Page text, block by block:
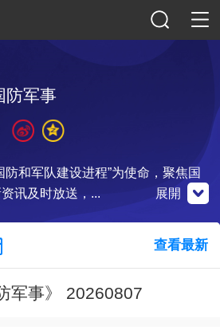
防军事
防和军队建设进程”为使命，聚焦国
讯及时放送，...
信公眾號 央視影音
展開
查看最新
军事》 20260807